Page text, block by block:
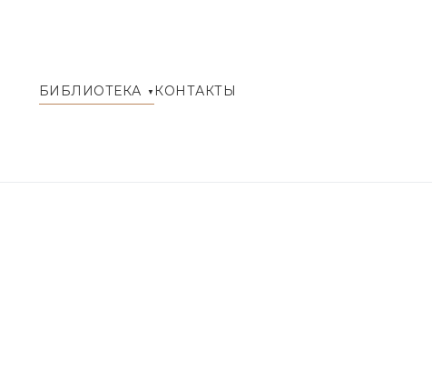
БИБЛИОТЕКА КОНТАКТЫ